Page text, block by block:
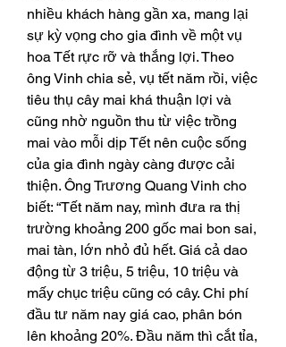
nhiều khách hàng gần xa, mang lại
sự kỳ vọng cho gia đình về một vụ
hoa Tết rực rỡ và thắng lợi. Theo
ông Vinh chia sẻ, vụ tết năm rồi, việc
tiêu thụ cây mai khá thuận lợi và
cũng nhờ nguồn thu từ việc trồng
mai vào mỗi dịp Tết nên cuộc sống
của gia đình ngày càng được cải
thiện. Ông Trương Quang Vinh cho
biết: “Tết năm nay, mình đưa ra thị
trường khoảng 200 gốc mai bon sai,
mai tàn, lớn nhỏ đủ hết. Giá cả dao
động từ 3 triệu, 5 triệu, 10 triệu và
mấy chục triệu cũng có cây. Chi phí
đầu tư năm nay giá cao, phân bón
lên khoảng 20%. Đầu năm thì cắt tỉa,